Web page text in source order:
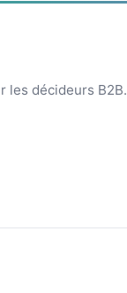
les décideurs B2B.